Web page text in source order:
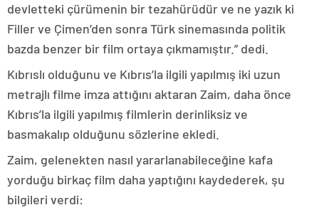
devletteki çürümenin bir tezahürüdür ve ne yazık ki
Filler ve Çimen’den sonra Türk sinemasında politik
bazda benzer bir film ortaya çıkmamıştır.” dedi.
Kıbrıslı olduğunu ve Kıbrıs’la ilgili yapılmış iki uzun
metrajlı filme imza attığını aktaran Zaim, daha önce
Kıbrıs’la ilgili yapılmış filmlerin derinliksiz ve
basmakalıp olduğunu sözlerine ekledi.
Zaim, gelenekten nasıl yararlanabileceğine kafa
yorduğu birkaç film daha yaptığını kaydederek, şu
bilgileri verdi: